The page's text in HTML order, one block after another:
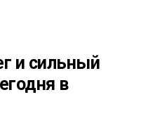
и сильный
в